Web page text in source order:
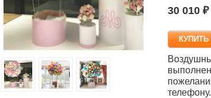
30 010 ₽
телефону.